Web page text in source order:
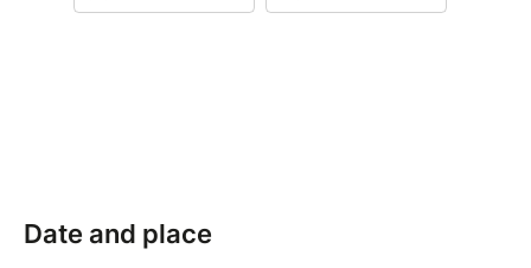
Date and place